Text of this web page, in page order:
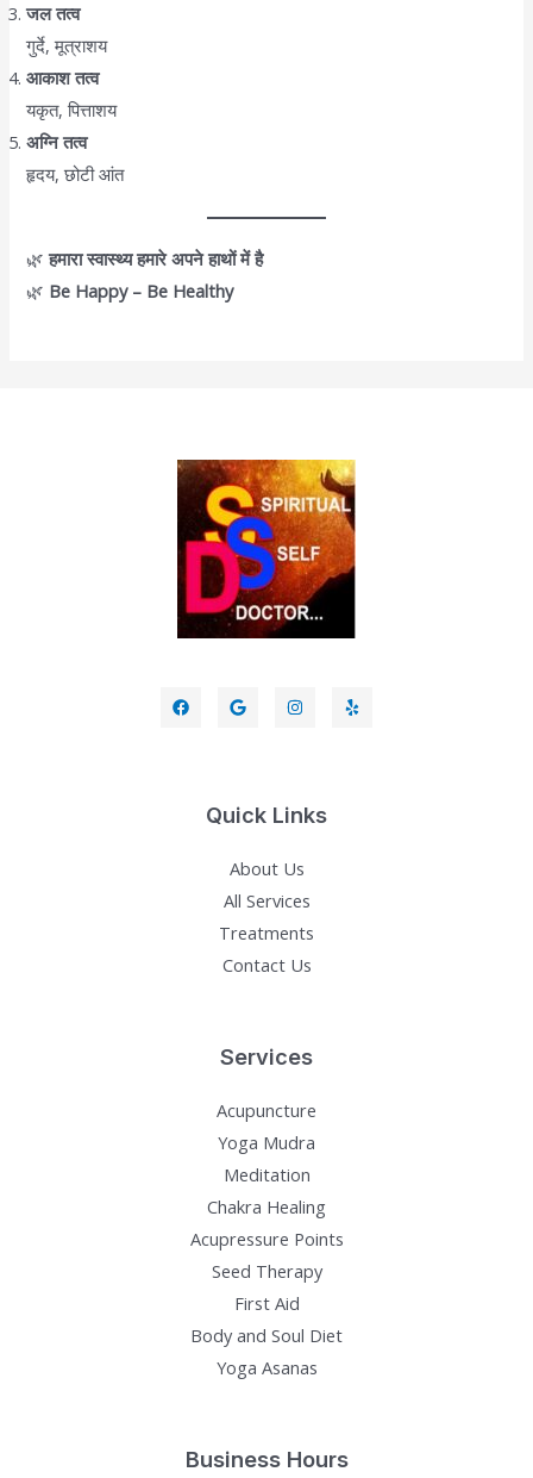
जल तत्व
गुर्दे, मूत्राशय
आकाश तत्व
यकृत, पित्ताशय
अग्नि तत्व
हृदय, छोटी आंत
🌿हमारा स्वास्थ्य हमारे अपने हाथों में है
🌿 Be Happy – Be Healthy
Quick Links
About Us
All Services
Treatments
Contact Us
Services
Acupuncture
Yoga Mudra
Meditation
Chakra Healing
Acupressure Points
Seed Therapy
First Aid
Body and Soul Diet
Yoga Asanas
Business Hours